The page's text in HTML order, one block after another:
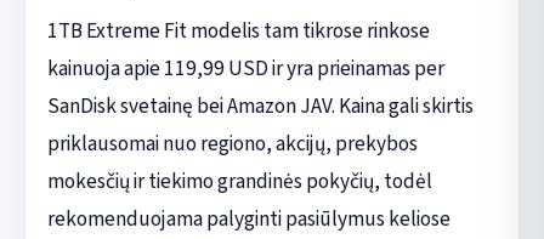
1TB Extreme Fit modelis tam tikrose rinkose
kainuoja apie 119,99 USD ir yra prieinamas per
SanDisk svetainę bei Amazon JAV. Kaina gali skirtis
priklausomai nuo regiono, akcijų, prekybos
mokesčių ir tiekimo grandinės pokyčių, todėl
rekomenduojama palyginti pasiūlymus keliose